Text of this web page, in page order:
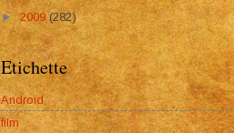
►2009(282)
Etichette
Android
film